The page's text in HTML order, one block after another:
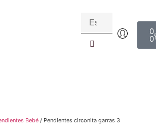
0
Bebé / Pendientes circonita garras 3